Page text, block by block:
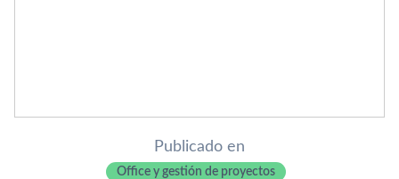
Publicado en
Office y gestión de proyectos